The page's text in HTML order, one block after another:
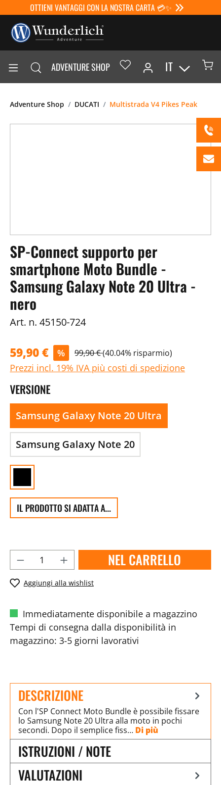
OTTIENI VANTAGGI CON LA NOSTRA CARTA 💳✨
ADVENTURE SHOP IT
Adventure Shop DUCATI Multistrada V4 Pikes Peak
SP-Connect supporto per
smartphone Moto Bundle -
Samsung Galaxy Note 20 Ultra -
nero
Art. n. 45150-724
59,90 € % 99,90 €(40.04% risparmio)
Prezzi incl. 19% IVA più costi di spedizione
VERSIONE
Samsung Galaxy Note 20 Ultra
Samsung Galaxy Note 20
IL PRODOTTO SI ADATTA A...
NEL CARRELLO
Aggiungi alla wishlist
Immediatamente disponibile a magazzino
Tempi di consegna dalla disponibilità in
magazzino: 3-5 giorni lavorativi
DESCRIZIONE
Con l'SP Connect Moto Bundle è possibile fissare
lo Samsung Note 20 Ultra alla moto in pochi
secondi. Dopo il semplice fiss… Di più
ISTRUZIONI / NOTE
VALUTAZIONI